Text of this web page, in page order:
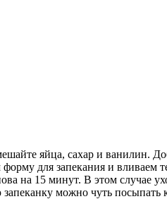
яйца, сахар и ванилин.
для запекания и вливаем
на 15 минут. В этом случае
можно чуть